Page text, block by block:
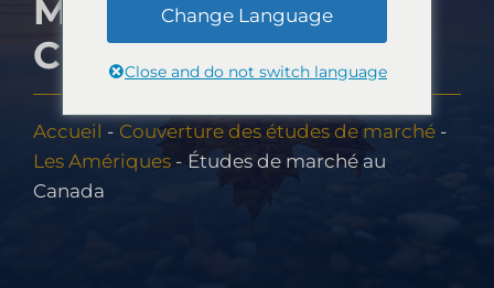
MARCHÉ AU
CANADA
Accueil - Couverture des études de marché -
Les Amériques - Études de marché au
Canada
Change Language
Close and do not switch language